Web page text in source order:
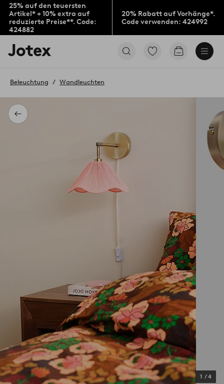
25% auf den teuersten
Artikel* + 10% extra auf
reduzierte Preise**. Code:
424882
20% Rabatt auf Vorhänge*.
Code verwenden: 424992
Jotex-
Logo
Startseite
Zu
Produkten
Zum
Zurück
Beleuchtung Wandleuchten
1 /4